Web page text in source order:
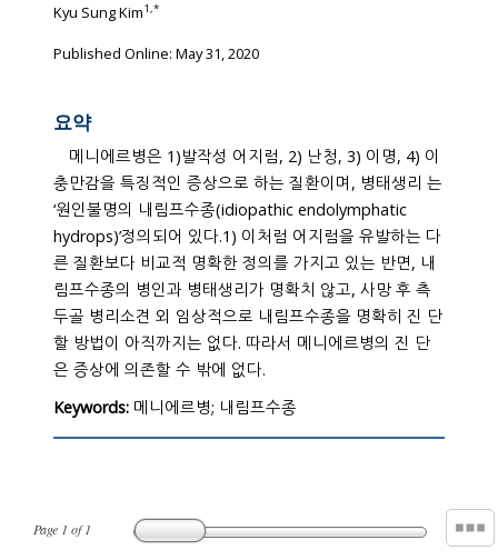
Page 1 of1
Kyu Sung Kim1,*
Published Online: May 31, 2020
요약
메니에르병은 1)발작성 어지럼, 2) 난청, 3) 이명, 4) 이
충만감을 특징적인 증상으로 하는 질환이며, 병태생리 는
‘원인불명의 내림프수종(idiopathic endolymphatic
hydrops)’정의되어 있다.1) 이처럼 어지럼을 유발하는 다
른 질환보다 비교적 명확한 정의를 가지고 있는 반면, 내
림프수종의 병인과 병태생리가 명확치 않고, 사망 후 측
두골 병리소견 외 임상적으로 내림프수종을 명확히 진 단
할 방법이 아직까지는 없다. 따라서 메니에르병의 진 단
은 증상에 의존할 수 밖에 없다.
Keywords: 메니에르병; 내림프수종